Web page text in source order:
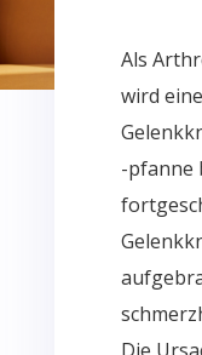
Als
wird
-pfanne